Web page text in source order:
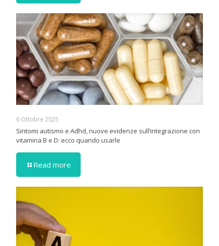
6 Ottobre 2025
Sintomi autismo e Adhd, nuove evidenze sull’integrazione con
vitamina B e D: ecco quando usarle
Read more